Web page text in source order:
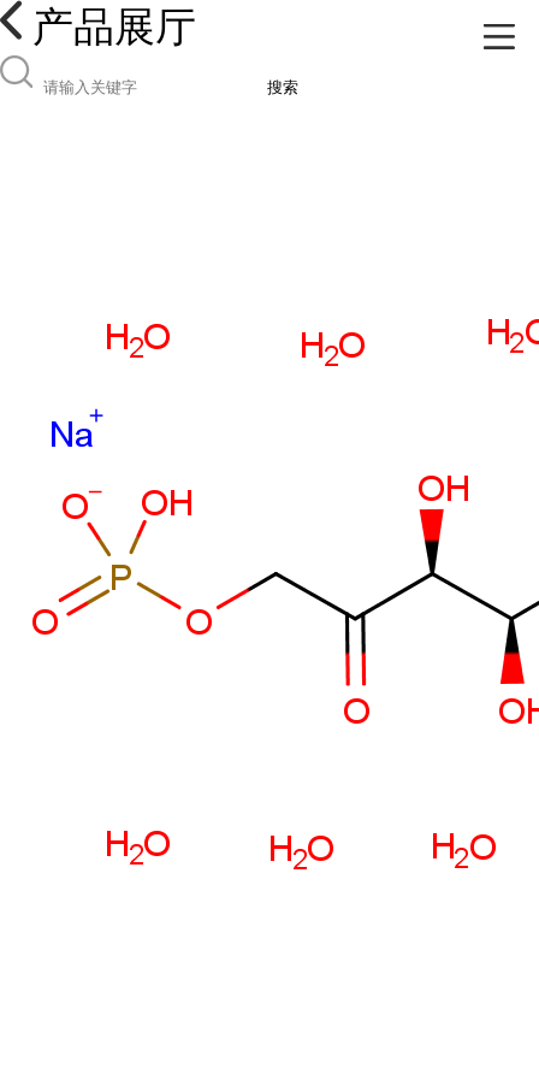
产品展厅
搜索